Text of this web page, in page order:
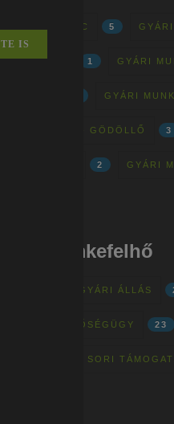
- HATVAN, APC 5
BUDAPEST 1 GYÁRI
GYÁRI
- VÁC - GÖD - GÖDÖLLŐ 3
2 GYÁRI
- címkefelhő
GYÁRI ÁLLÁS
MINŐSÉGÜGY 23
SORI
IS